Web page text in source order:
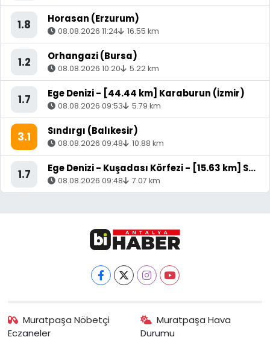
1.8 Horasan (Erzurum)
08.08.2026 11:24 16.55 km
1.2 Orhangazi (Bursa)
08.08.2026 10:20 5.22 km
1.7 Ege Denizi - [44.44 km] Karaburun (İzmir)
08.08.2026 09:53 5.79 km
3.1 Sındırgı (Balıkesir)
08.08.2026 09:48 10.88 km
1.7 Ege Denizi - Kuşadası Körfezi - [15.63 km] Söke (Aydın)
08.08.2026 09:48 7.07 km
Muratpaşa Nöbetçi
Eczaneler
Muratpaşa Hava
Durumu